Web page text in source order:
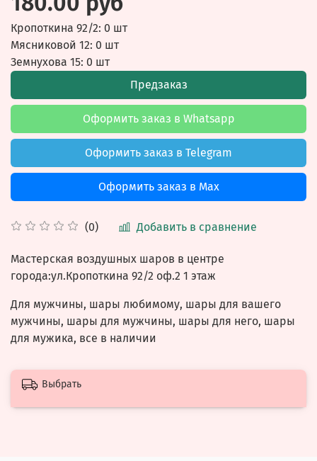
(0) Добавить в сравнение
Кропоткина 92/2: 0 шт
Мясниковой 12: 0 шт
Земнухова 15: 0 шт
Предзаказ
Оформить заказ в Whatsapp
Оформить заказ в Telegram
Оформить заказ в Max
Мастерская воздушных шаров в центре
города:ул.Кропоткина 92/2 оф.2 1 этаж
Для мужчины, шары любимому, шары для вашего
мужчины, шары для мужчины, шары для него, шары
для мужика, все в наличии
Выбрать